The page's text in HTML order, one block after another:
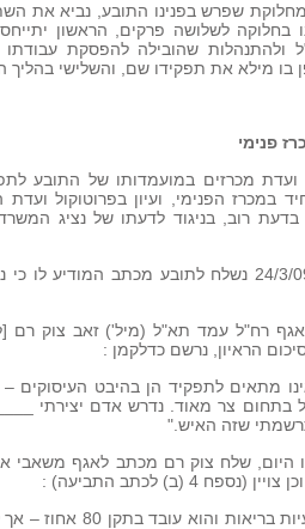
שפרש בפנינו התובע, נביא את
בחלוקה לשלושה פרקים, הראשון
ולהתנהלות שהובילה להפסקת
מילא את תפקידו שם, והשלישי בהליך
פנימי
23/3/09 דנה ועדת מכרזים במועמדותו של
רוב, בניגוד לדעתו של נציג
7. למחרת היום, ב- 24/3/09 נשלח לתובע
הראיון, נרשם כדלקמן :
מתאים לתפקיד הן בהיבט העיסוקים
בתחום צר מאוד. נדרש אדם יצירתי
שזה האיש."
היום, שלח צוק רם מכתב לאגף משאבי
"שלמה ציין שיש לו